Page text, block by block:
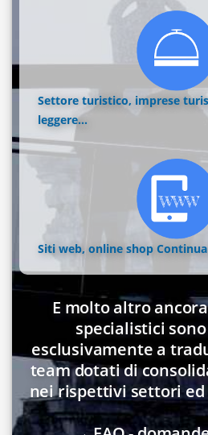
Settore turistico, imprese
leggere...
Siti web, online shop
E molto altro
specialistici
esclusivamente a
team dotati di
nei rispettivi settori